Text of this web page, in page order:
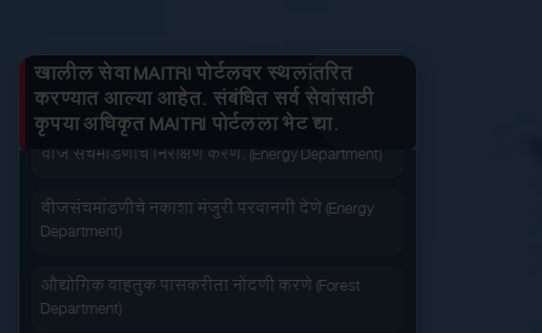
जलद सेवा सेवा आपल्या दारात
खालील सेवा MAITRI पोर्टलवर स्थलांतरित
करण्यात आल्या आहेत. संबंधित सर्व सेवांसाठी
कृपया अधिकृत MAITRI पोर्टलला भेट द्या.
जनित्र संचमांडणीची नोंदणी. (Energy Department)
वीज संचमांडणीचे निरीक्षण करणे. (Energy Department)
वीजसंचमांडणीचे नकाशा मंजुरी परवानगी देणे (Energy
Department)
औद्योगिक वाहतुक पासकरीता नोंदणी करणे (Forest
Department)